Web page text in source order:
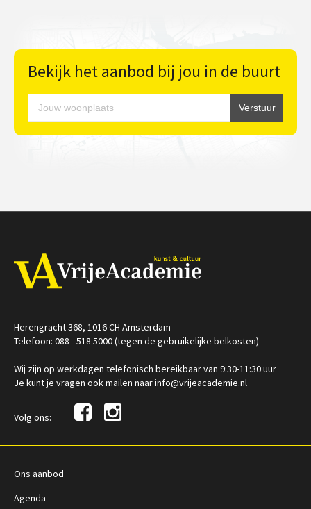
Bekijk het aanbod bij jou in de buurt
Herengracht 368, 1016 CH Amsterdam
Telefoon: 088 - 518 5000 (tegen de gebruikelijke belkosten)
Wij zijn op werkdagen telefonisch bereikbaar van 9:30-11:30 uur
Je kunt je vragen ook mailen naar info@vrijeacademie.nl
Volg ons:
Ons aanbod
Agenda